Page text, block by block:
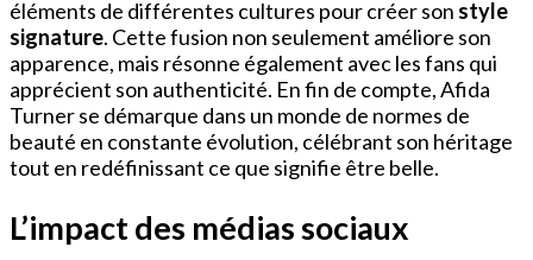
éléments de différentes cultures pour créer son style
signature. Cette fusion non seulement améliore son
apparence, mais résonne également avec les fans qui
apprécient son authenticité. En fin de compte, Afida
Turner se démarque dans un monde de normes de
beauté en constante évolution, célébrant son héritage
tout en redéfinissant ce que signifie être belle.
L’impact des médias sociaux